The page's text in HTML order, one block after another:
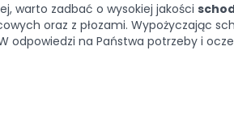
warto zadbać o wysokiej jakości
oraz z płozami. Wypożyczając
odpowiedzi na Państwa potrzeby i